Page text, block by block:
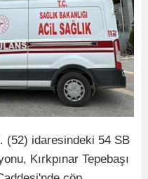
(52) idaresindeki 54 SB
Kırkpınar Tepebaşı